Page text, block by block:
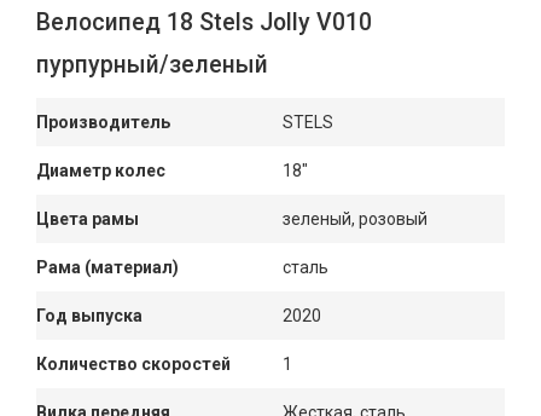
Велосипед 18 Stels Jolly V010
пурпурный/зеленый
Производитель STELS
Диаметр колес 18"
Цвета рамы зеленый, розовый
Рама (материал) сталь
Год выпуска 2020
Количество скоростей 1